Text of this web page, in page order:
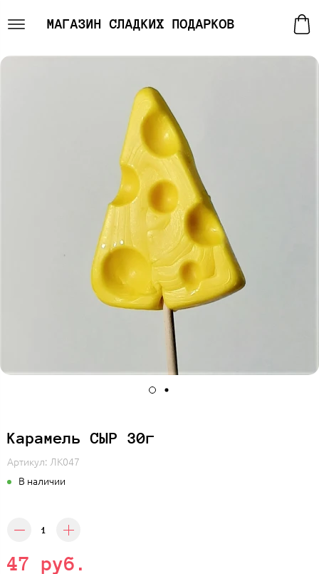
МАГАЗИН СЛАДКИХ ПОДАРКОВ
Карамель СЫР 30г
Артикул: ЛК047
В наличии
47 руб.